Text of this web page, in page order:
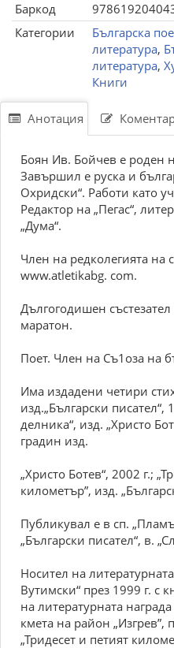
Баркод
Категории
Българска
литература,
литература,
Книги
Анотация
Боян Ив. Бойчев е роден
Завършил е руска и
Охридски“. Работи като
Редактор на „Пегас“,
„Дума“.
Член на редколегията на
www.atletikabg. com.
Дългогодишен
маратон.
Поет. Член на Съ1оза на
Има издадени четири
изд.„Български
делника“, изд. „Христо
градин изд.
„Христо Ботев“, 2002 г.;
километър”, изд.
Публикувал е в сп.
„Български писател“, в.
Носител на
Вутимски“ през 1999 г. с
на литературната
кмета на район „Изгрев”,
„Тридесет и петият